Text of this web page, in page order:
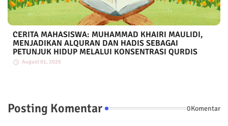
CERITA MAHASISWA: MUHAMMAD KHAIRI MAULIDI,
MENJADIKAN ALQURAN DAN HADIS SEBAGAI
PETUNJUK HIDUP MELALUI KONSENTRASI QURDIS
August 01, 2026
Posting Komentar 0Komentar